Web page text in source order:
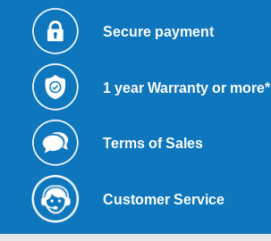
Secure payment
1 year Warranty or more*
Terms of Sales
Customer Service